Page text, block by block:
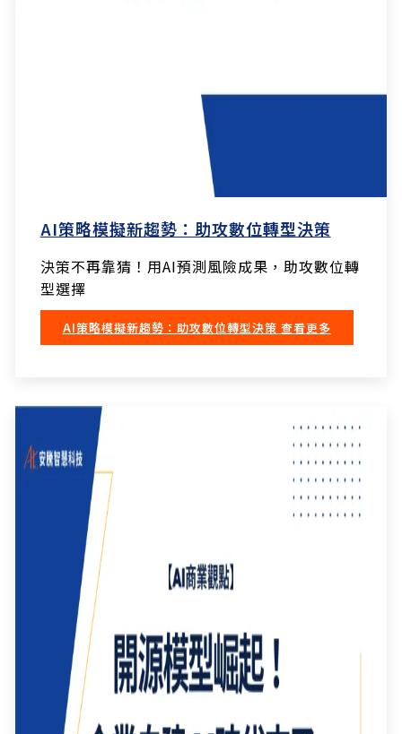
AI策略模擬新趨勢：助攻數位轉型決策
決策不再靠猜！用AI預測風險成果，助攻數位轉
型選擇
AI策略模擬新趨勢：助攻數位轉型決策 查看更多